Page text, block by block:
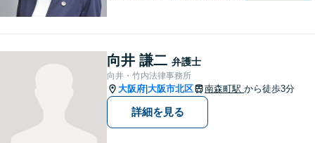
業務、税務処理等も対応して
おります。 お気軽にご相談く
ださい。
向井 謙二 弁護士
向井・竹内法律事務所
大阪府 大阪市北区 南森町駅 から徒歩3分
詳細を見る